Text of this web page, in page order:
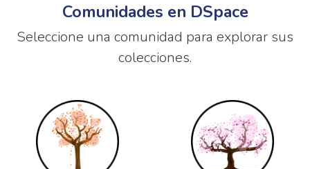
Comunidades en DSpace
Seleccione una comunidad para explorar sus
colecciones.